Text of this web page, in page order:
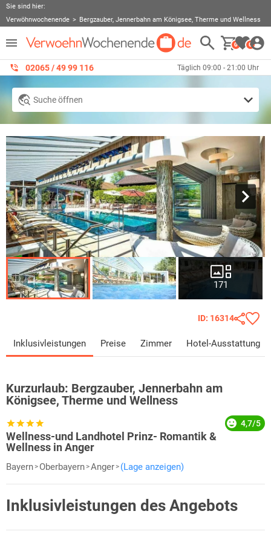
Sie sind hier:
Verwöhnwochenende
Bergzauber, Jennerbahn am Königsee, Therme und Wellness
0 0
02065 / 49 ‌99 116 Täglich 09:00 - 21:00 Uhr
Suche öffnen
171
ID: 16314
Inklusivleistungen Preise Zimmer Hotel-Ausstattung
Kurzurlaub: Bergzauber, Jennerbahn am
Königsee, Therme und Wellness
Wellness-und Landhotel Prinz- Romantik &
Wellness in Anger
4,7/5
Bayern Oberbayern Anger (Lage anzeigen)
Inklusivleistungen des Angebots